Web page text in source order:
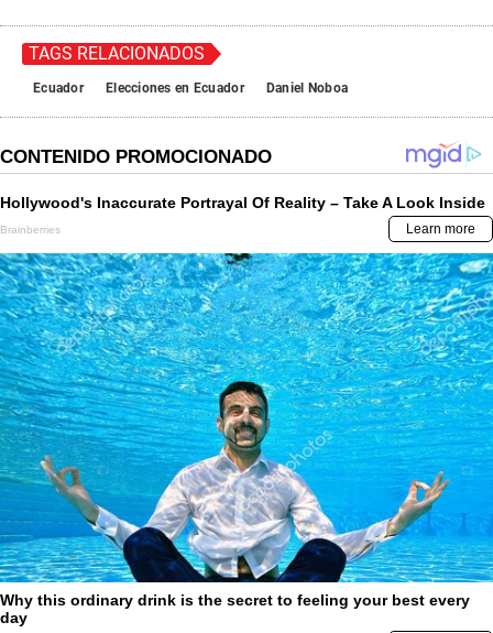
TAGS RELACIONADOS
Ecuador Elecciones en Ecuador Daniel Noboa